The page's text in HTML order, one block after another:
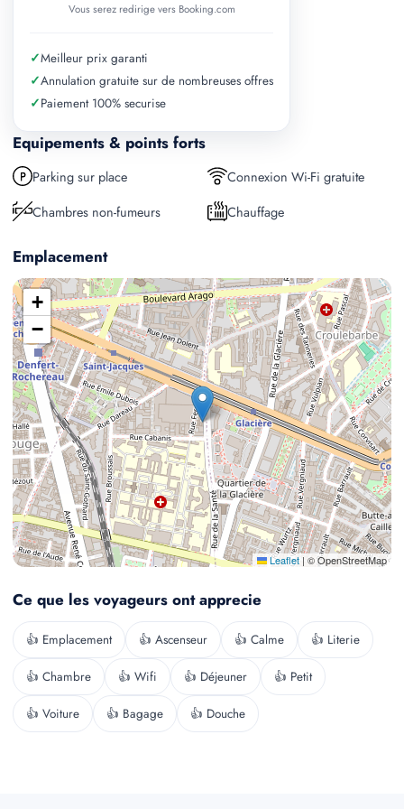
Equipements & points forts
Parking sur place
Connexion Wi-Fi gratuite
Chambres non-fumeurs
Chauffage
Emplacement
+
−
Leaflet | © OpenStreetMap
Ce que les voyageurs ont apprecie
👍 Emplacement 👍 Ascenseur 👍 Calme 👍 Literie
👍 Chambre 👍 Wifi 👍 Déjeuner 👍 Petit
👍 Voiture 👍 Bagage 👍 Douche
Vous serez redirige vers Booking.com
✓Meilleur prix garanti
✓Annulation gratuite sur de nombreuses offres
✓Paiement 100% securise